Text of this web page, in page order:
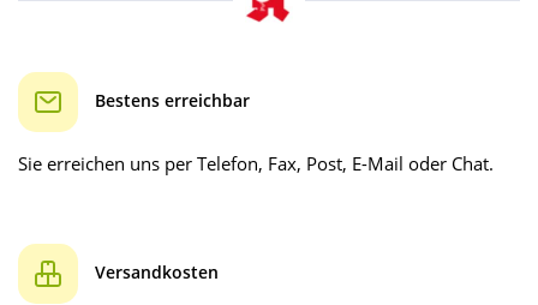
Bestens erreichbar
Sie erreichen uns per Telefon, Fax, Post, E-Mail oder Chat.
Versandkosten